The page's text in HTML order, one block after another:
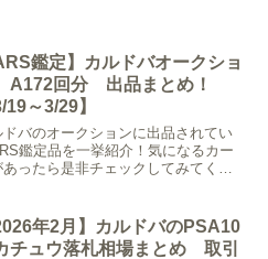
鑑定】カルドバオークショ
回分 出品まとめ！
19～3/29】
ドバのオークションに出品されてい
鑑定品を一挙紹介！気になるカー
あったら是非チェックしてみてくだ
ョン情報 開催回： A172 終了・延長
日時：...
年2月】カルドバのPSA10
チュウ落札相場まとめ 取引